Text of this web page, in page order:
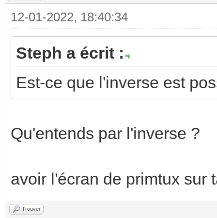
12-01-2022, 18:40:34
Steph a écrit :
Est-ce que l'inverse est
Qu'entends par l'inverse ?
avoir l'écran de primtux
Trouver